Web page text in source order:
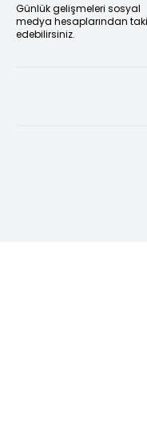
Günlük gelişmeleri sosyal
medya hesaplarından
edebilirsiniz.